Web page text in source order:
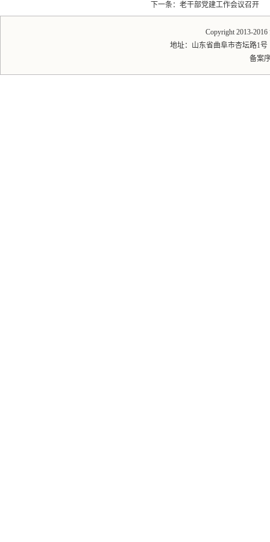
下一条： 老干部党建工作会议召开
Copyright 2013-
地址：山东省曲阜市杏坛路1
备案